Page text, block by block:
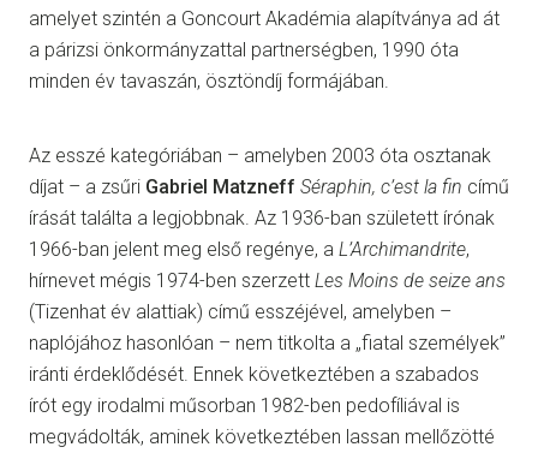
amelyet szintén a Goncourt Akadémia alapítványa ad át
a párizsi önkormányzattal partnerségben, 1990 óta
minden év tavaszán, ösztöndíj formájában.
Az esszé kategóriában – amelyben 2003 óta osztanak
díjat – a zsűri Gabriel Matzneff Séraphin, c’est la fin című
írását találta a legjobbnak. Az 1936-ban született írónak
1966-ban jelent meg első regénye, a L’Archimandrite,
hírnevet mégis 1974-ben szerzett Les Moins de seize ans
(Tizenhat év alattiak) című esszéjével, amelyben –
naplójához hasonlóan – nem titkolta a „fiatal személyek”
iránti érdeklődését. Ennek következtében a szabados
írót egy irodalmi műsorban 1982-ben pedofíliával is
megvádolták, aminek következtében lassan mellőzötté